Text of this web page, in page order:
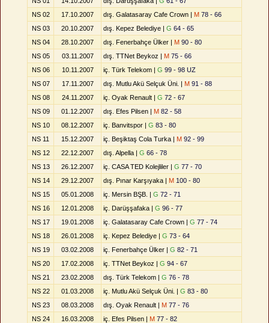
NS 02
17.10.2007 dış. Galatasaray Cafe Crown | M 78 - 66
NS 03
20.10.2007 dış. Kepez Belediye | G 64 - 65
NS 04
28.10.2007 dış. Fenerbahçe Ülker | M 90 - 80
NS 05
03.11.2007 dış. TTNet Beykoz | M 75 - 66
NS 06
10.11.2007 iç. Türk Telekom | G 99 - 98 UZ
NS 07
17.11.2007 dış. Mutlu Akü Selçuk Üni. | M 91 - 88
NS 08
24.11.2007 iç. Oyak Renault | G 72 - 67
NS 09
01.12.2007 dış. Efes Pilsen | M 82 - 58
NS 10
08.12.2007 iç. Banvitspor | G 83 - 80
NS 11
15.12.2007 iç. Beşiktaş Cola Turka | M 92 - 99
NS 12
22.12.2007 dış. Alpella | G 66 - 78
NS 13
26.12.2007 iç. CASA TED Kolejliler | G 77 - 70
NS 14
29.12.2007 dış. Pınar Karşıyaka | M 100 - 80
NS 15
05.01.2008 iç. Mersin BŞB. | G 72 - 71
NS 16
12.01.2008 iç. Darüşşafaka | G 96 - 77
NS 17
19.01.2008 iç. Galatasaray Cafe Crown | G 77 - 74
NS 18
26.01.2008 iç. Kepez Belediye | G 73 - 64
NS 19
03.02.2008 iç. Fenerbahçe Ülker | G 82 - 71
NS 20
17.02.2008 iç. TTNet Beykoz | G 94 - 67
NS 21
23.02.2008 dış. Türk Telekom | G 76 - 78
NS 22
01.03.2008 iç. Mutlu Akü Selçuk Üni. | G 83 - 80
NS 23
08.03.2008 dış. Oyak Renault | M 77 - 76
NS 24
16.03.2008 iç. Efes Pilsen | M 77 - 82